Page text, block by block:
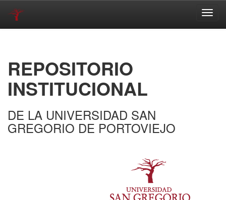
REPOSITORIO
INSTITUCIONAL
DE LA UNIVERSIDAD SAN
GREGORIO DE PORTOVIEJO